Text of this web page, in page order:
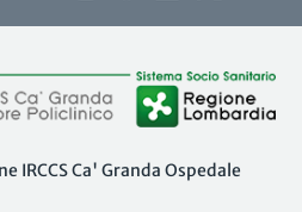
IRCCS Ca' Granda Ospedale